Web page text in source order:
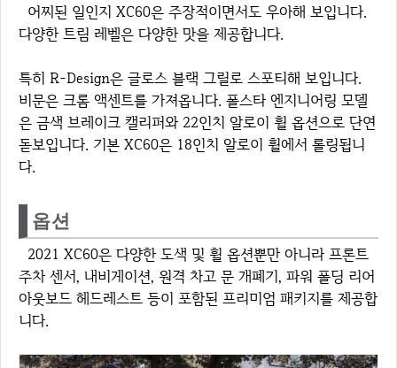
어찌된 일인지 XC60은 주장적이면서도 우아해 보입니다.
다양한 트림 레벨은 다양한 맛을 제공합니다.
특히 R-Design은 글로스 블랙 그릴로 스포티해 보입니다.
비문은 크롬 액센트를 가져옵니다. 폴스타 엔지니어링 모델
은 금색 브레이크 캘리퍼와 22인치 알로이 휠 옵션으로 단연
돋보입니다. 기본 XC60은 18인치 알로이 휠에서 롤링됩니
다.
옵션
2021 XC60은 다양한 도색 및 휠 옵션뿐만 아니라 프론트
주차 센서, 내비게이션, 원격 차고 문 개폐기, 파워 폴딩 리어
아웃보드 헤드레스트 등이 포함된 프리미엄 패키지를 제공합
니다.